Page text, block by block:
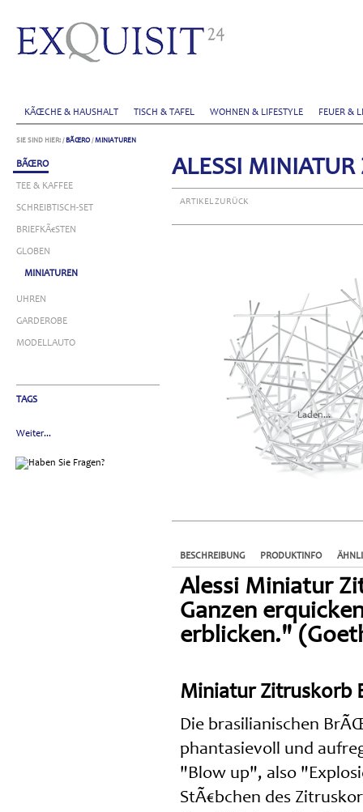
KÃŒCHE & HAUSHALT TISCH & TAFEL WOHNEN & LIFESTYLE FEUER &
SIE SIND HIER: / BÃŒRO/MINIATUREN
BÃŒRO
TEE & KAFFEE
SCHREIBTISCH-SET
BRIEFKÃ€STEN
GLOBEN
MINIATUREN
UHREN
GARDEROBE
MODELLAUTO
TAGS
Weiter...
ALESSI
ARTIKEL ZURÜCK
Laden...
BESCHREIBUNG PRODUKTINFO
Alessi Miniatur
Ganzen
erblicken."
Miniatur Zitruskorb
Die brasilianischen
phantasievoll und
"Blow up", also
StÃ€bchen des